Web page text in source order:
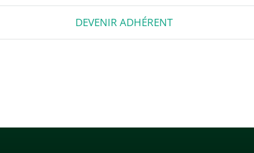
DEVENIR ADHÉRENT